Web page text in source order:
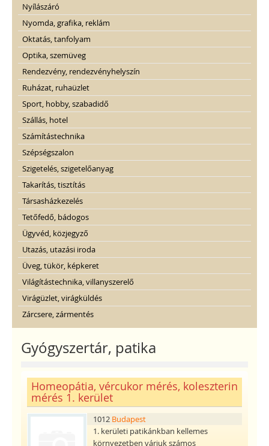
Nyílászáró
Nyomda, grafika, reklám
Oktatás, tanfolyam
Optika, szemüveg
Rendezvény, rendezvényhelyszín
Ruházat, ruhaüzlet
Sport, hobby, szabadidő
Szállás, hotel
Számítástechnika
Szépségszalon
Szigetelés, szigetelőanyag
Takarítás, tisztítás
Társasházkezelés
Tetőfedő, bádogos
Ügyvéd, közjegyző
Utazás, utazási iroda
Üveg, tükör, képkeret
Világítástechnika, villanyszerelő
Virágüzlet, virágküldés
Zárcsere, zármentés
Gyógyszertár, patika
Homeopátia, vércukor mérés, koleszterin
mérés 1. kerület
1012 Budapest
1. kerületi patikánkban kellemes
környezetben várjuk számos